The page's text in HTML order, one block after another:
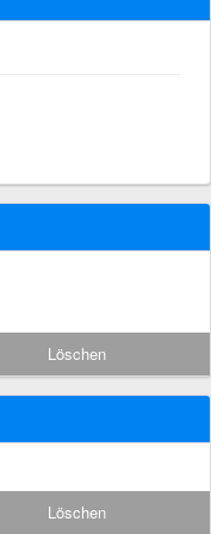
Löschen
Löschen